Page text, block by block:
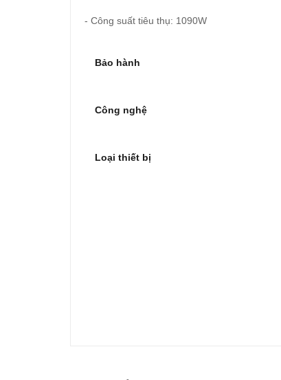
- Công suất tiêu thụ: 1090W
Bảo hành
Công nghệ
Loại thiết bị